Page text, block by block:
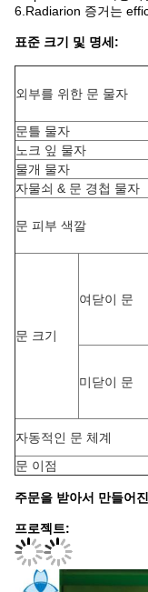
6.Radiarion 증거는
표준 크기 및 명세:
외부를 위한 문 물자
문틀 물자
노크 잎 물자
물개 물자
자물쇠 & 문 경첩 물자
문 피부 색깔
문 크기
여닫이 문
미닫이 문
자동적인 문 체계
문 이점
주문을 받아서 만들어
프로젝트: